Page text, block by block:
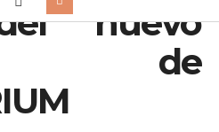
nuevo
de